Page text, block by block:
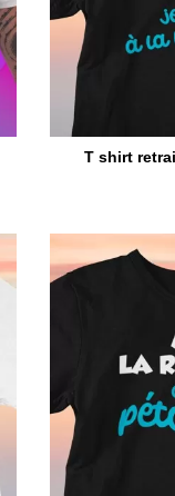
T shirt